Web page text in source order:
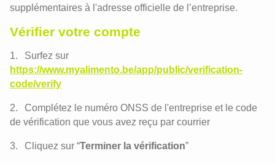
supplémentaires à l'adresse officielle de l’entreprise.
Vérifier votre compte
Surfez sur
https://www.myalimento.be/app/public/verification-
code/verify
Complétez le numéro ONSS de l'entreprise et le code
de vérification que vous avez reçu par courrier
Cliquez sur “Terminer la vérification”